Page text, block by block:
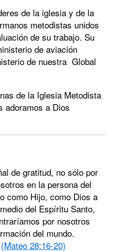
de la iglesia y de la
metodistas unidos
de su trabajo. Su
de aviación
de nuestra Global
de la Iglesia Metodista
adoramos a Dios
de gratitud, no sólo por
en la persona del
como Hijo, como Dios a
del Espíritu Santo,
por nosotros
del mundo.
(Mateo 28:16-20)